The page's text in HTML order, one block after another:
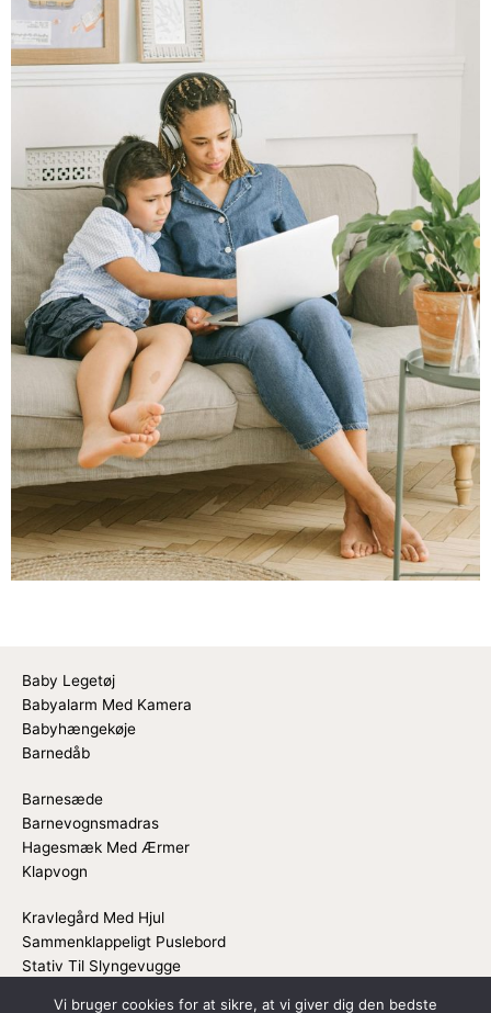
Baby Legetøj
Babyalarm Med Kamera
Babyhængekøje
Barnedåb
Barnesæde
Barnevognsmadras
Hagesmæk Med Ærmer
Klapvogn
Kravlegård Med Hjul
Sammenklappeligt Puslebord
Stativ Til Slyngevugge
Vi bruger cookies for at sikre, at vi giver dig den bedste